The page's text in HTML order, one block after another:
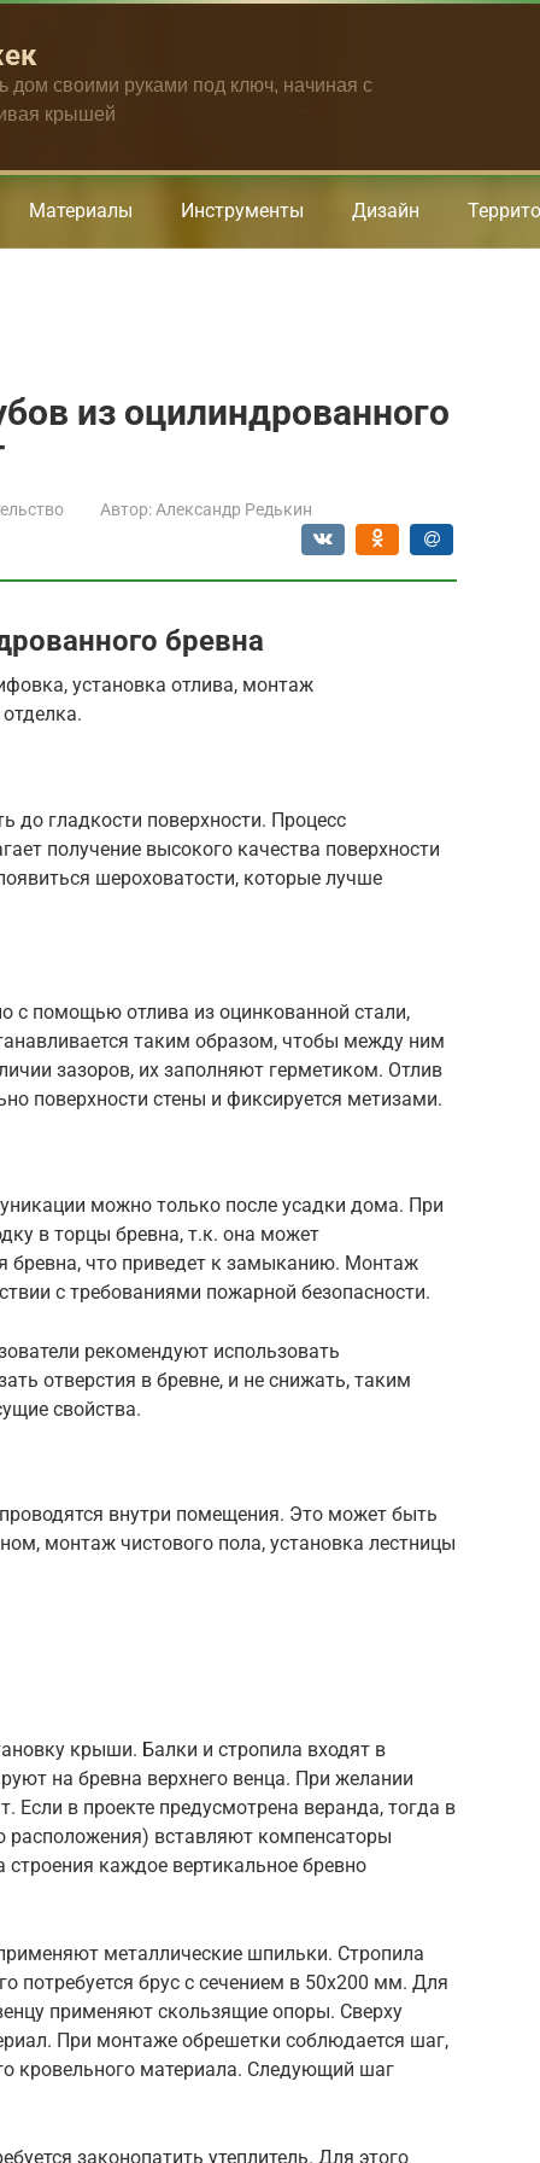
дом своими руками под ключ, начиная с
крышей
Материалы Инструменты Дизайн
из оцилиндрованного
Автор: Александр Редькин
бревна
установка отлива, монтаж
до гладкости поверхности. Процесс
получение высокого качества поверхности
шероховатости, которые лучше
с помощью отлива из оцинкованной стали,
таким образом, чтобы между ним
зазоров, их заполняют герметиком. Отлив
поверхности стены и фиксируется метизами.
можно только после усадки дома. При
в торцы бревна, т.к. она может
бревна, что приведет к замыканию. Монтаж
с требованиями пожарной безопасности.
рекомендуют использовать
отверстия в бревне, и не снижать, таким
свойства.
внутри помещения. Это может быть
монтаж чистового пола, установка лестницы
крыши. Балки и стропила входят в
на бревна верхнего венца. При желании
в проекте предусмотрена веранда, тогда в
вставляют компенсаторы
каждое вертикальное бревно
металлические шпильки. Стропила
потребуется брус с сечением в 50х200 мм. Для
применяют скользящие опоры. Сверху
При монтаже обрешетки соблюдается шаг,
кровельного материала. Следующий шаг
законопатить утеплитель. Для этого